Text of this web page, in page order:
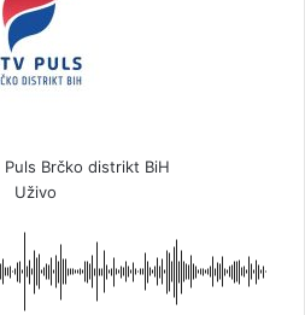
Puls Brčko distrikt BiH
Uživo